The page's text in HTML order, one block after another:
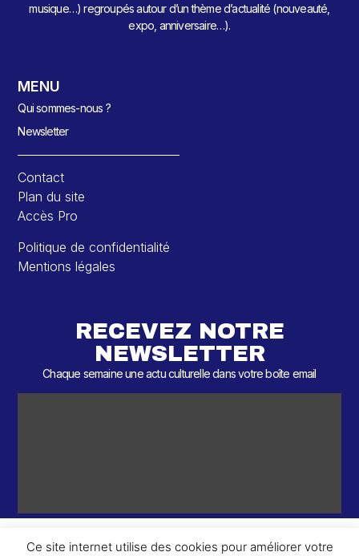
musique…) regroupés autour d’un thème d’actualité (nouveauté,
expo, anniversaire…).
MENU
Qui sommes-nous ?
Newsletter
Contact
Plan du site
Accès Pro
Politique de confidentialité
Mentions légales
RECEVEZ NOTRE
NEWSLETTER
Chaque semaine une actu culturelle dans votre boîte email
Ce site internet utilise des cookies pour améliorer votre